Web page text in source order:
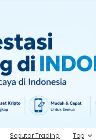
Seputar Trading Top